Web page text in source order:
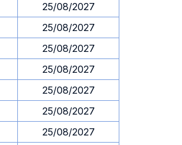
25/08/2027
25/08/2027
25/08/2027
25/08/2027
25/08/2027
25/08/2027
25/08/2027